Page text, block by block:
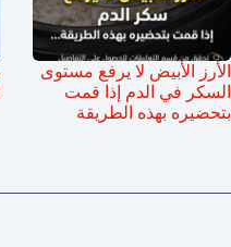
الأرز الأبيض لا يرفع مستوى
السكر في الدم إذا قمت
بتحضيره بهذه الطريقة